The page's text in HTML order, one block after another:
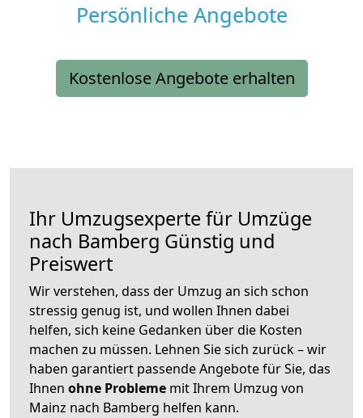
Persönliche Angebote
Kostenlose Angebote erhalten
Ihr Umzugsexperte für Umzüge
nach Bamberg Günstig und
Preiswert
Wir verstehen, dass der Umzug an sich schon
stressig genug ist, und wollen Ihnen dabei
helfen, sich keine Gedanken über die Kosten
machen zu müssen. Lehnen Sie sich zurück – wir
haben garantiert passende Angebote für Sie, das
Ihnen ohne Probleme mit Ihrem Umzug von
Mainz nach Bamberg helfen kann.